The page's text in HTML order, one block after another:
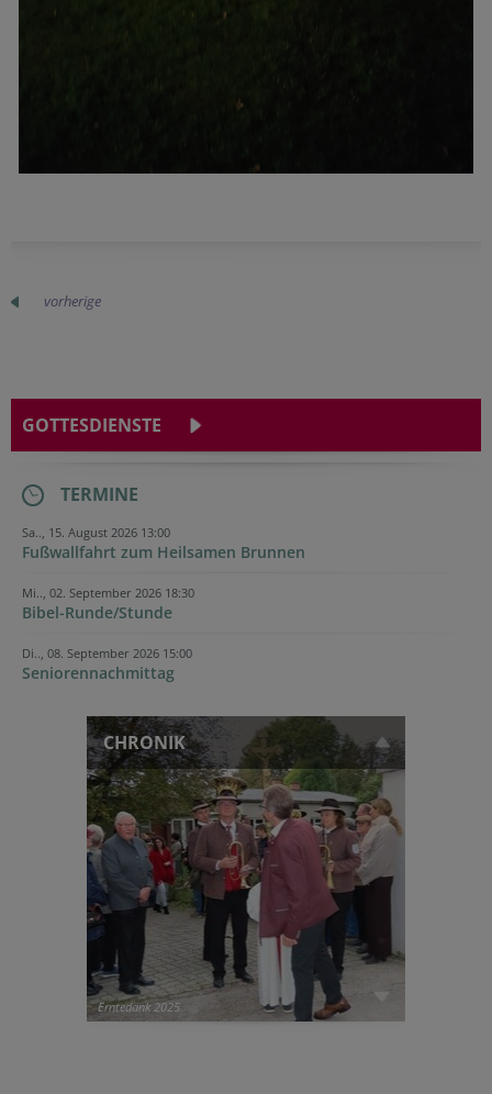
vorherige
GOTTESDIENSTE
TERMINE
Sa.., 15. August 2026 13:00
Fußwallfahrt zum Heilsamen Brunnen
Mi.., 02. September 2026 18:30
Bibel-Runde/Stunde
Di.., 08. September 2026 15:00
Seniorennachmittag
CHRONIK
Erntedank 2025